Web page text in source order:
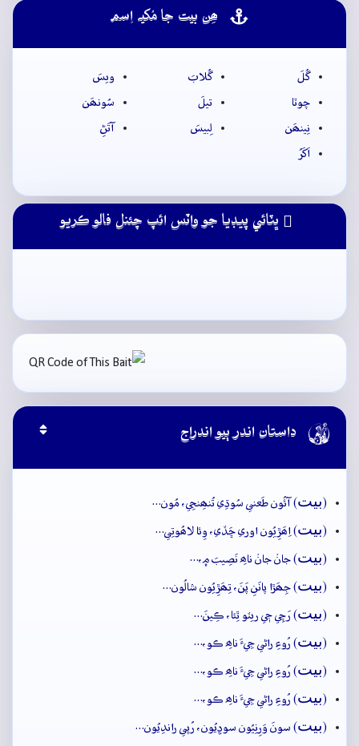
ھِن بيت جا مُکيہ اِسم
گُلَ گُلابَ
ويسَ
چوٽا
تيلَ
سُونھَن
نِينھَن
لِبيسَ
آتَڻِ
اَکَرُ
ڀٽائي پيڊيا جو واٽس ائپ چئنل فالو ڪريو
 داستان اندر ٻيو اندراج
(بيت) آئُون طَعني سُوڌِي تُنھِنجِي، مُون…
(بيت) اِھَڙِيُون اوري ڇَڏي، وِئا لاھُوتِي…
(بيت) جانۡ جانۡ ناھِ نَصِيبَ ۾،…
(بيت) جِھَڙا پانَنِ پَنَ، تِھَڙِيُون شالُون…
(بيت) رَچِي جٖي ريٽو ٿِئا، ڪِينَ…
(بيت) رُوءِ راڻي جِيءَ ناھِ ڪو،…
(بيت) رُوءِ راڻي جِيءَ ناھِ ڪو،…
(بيت) رُوءِ راڻي جِيءَ ناھِ ڪو،…
(بيت) سونَ وَرِنِيُون سوڍِيُون، رُپي راندِيُون…